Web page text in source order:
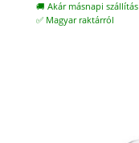
🚚 Akár másnapi szállítás
✅ Magyar raktárról